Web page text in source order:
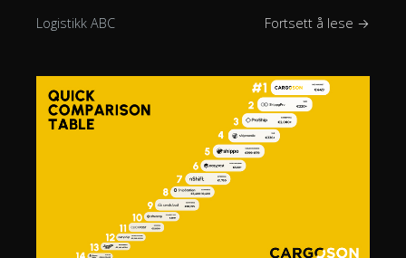
Logistikk ABC Fortsett å lese →